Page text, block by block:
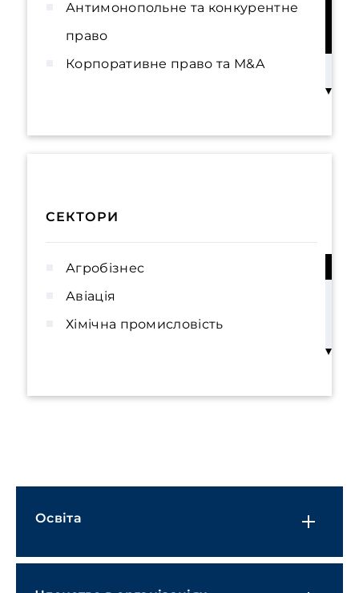
Антимонопольне та конкурентне
право
Корпоративне право та M&A
СЕКТОРИ
Агробізнес
Авіація
Хімічна промисловість
та природні ресурси
Освіта